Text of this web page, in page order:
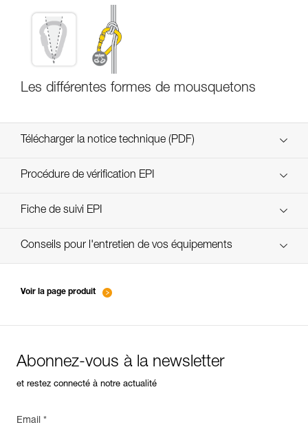
Les différentes formes de mousquetons
Télécharger la notice technique (PDF)
Technical Notice
Procédure de vérification EPI
verif EPI-CONNECTEURS-procedure-FR
Fiche de suivi EPI
verif EPI-suivi-connecteur-FR
Conseils pour l'entretien de vos équipements
Voir la page produit
Abonnez-vous à la newsletter
et restez connecté à notre actualité
Email *